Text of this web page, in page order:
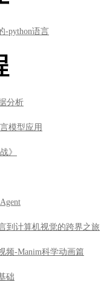
模型应用
》
到计算机视觉的跨界之旅
-Manim科学动画篇
础
控算法
程
基于真实场景的数据
型